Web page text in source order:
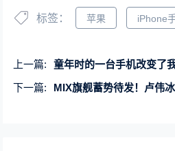
标签： 苹果 iPhone
上一篇:
童年时的一台手机改变了我的
下一篇:
MIX旗舰蓄势待发！卢伟